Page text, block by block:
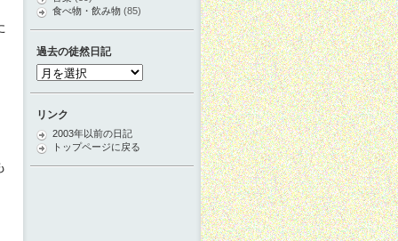
食べ物・飲み物 (85)
過去の徒然日記
過
去
の
徒
然
日
記
リンク
2003年以前の日記
トップページに戻る